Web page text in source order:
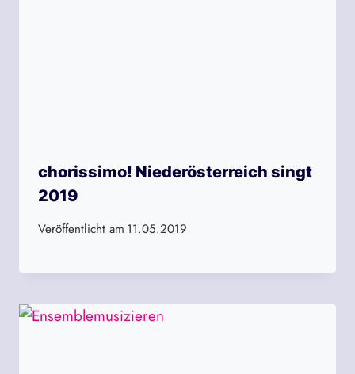
chorissimo! Niederösterreich singt
2019
Veröffentlicht am 11.05.2019